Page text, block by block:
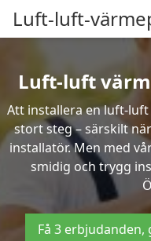
Luft-luft-
Luft-luft
Att installera en luft-
stort steg – särskilt
installatör. Men med
smidig och trygg
Få 3